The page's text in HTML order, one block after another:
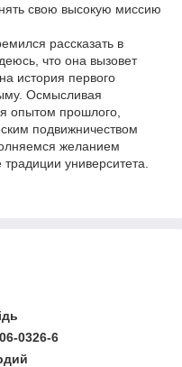
свою высокую миссию
рассказать в
что она вызовет
история первого
Осмысливая
опытом прошлого,
подвижничеством
желанием
университета.
0326-6